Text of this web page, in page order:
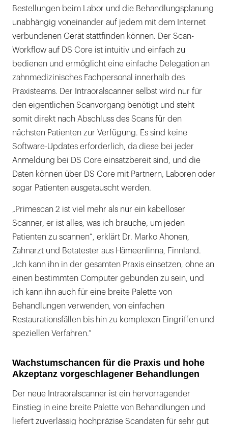
Bestellungen beim Labor und die Behandlungsplanung
unabhängig voneinander auf jedem mit dem Internet
verbundenen Gerät stattfinden können. Der Scan-
Workflow auf DS Core ist intuitiv und einfach zu
bedienen und ermöglicht eine einfache Delegation an
zahnmedizinisches Fachpersonal innerhalb des
Praxisteams. Der Intraoralscanner selbst wird nur für
den eigentlichen Scanvorgang benötigt und steht
somit direkt nach Abschluss des Scans für den
nächsten Patienten zur Verfügung. Es sind keine
Software-Updates erforderlich, da diese bei jeder
Anmeldung bei DS Core einsatzbereit sind, und die
Daten können über DS Core mit Partnern, Laboren oder
sogar Patienten ausgetauscht werden.
„Primescan 2 ist viel mehr als nur ein kabelloser
Scanner, er ist alles, was ich brauche, um jeden
Patienten zu scannen“, erklärt Dr. Marko Ahonen,
Zahnarzt und Betatester aus Hämeenlinna, Finnland.
„Ich kann ihn in der gesamten Praxis einsetzen, ohne an
einen bestimmten Computer gebunden zu sein, und
ich kann ihn auch für eine breite Palette von
Behandlungen verwenden, von einfachen
Restaurationsfällen bis hin zu komplexen Eingriffen und
speziellen Verfahren.“
Wachstumschancen für die Praxis und hohe
Akzeptanz vorgeschlagener Behandlungen
Der neue Intraoralscanner ist ein hervorragender
Einstieg in eine breite Palette von Behandlungen und
liefert zuverlässig hochpräzise Scandaten für sehr gut